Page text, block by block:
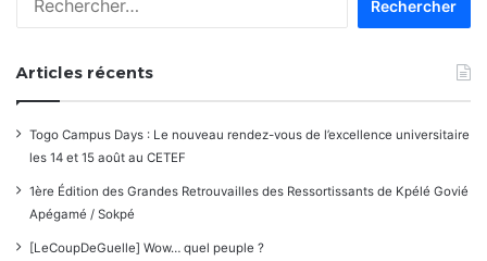
Articles récents
Togo Campus Days : Le nouveau rendez-vous de l’excellence universitaire
les 14 et 15 août au CETEF
1ère Édition des Grandes Retrouvailles des Ressortissants de Kpélé Govié
Apégamé / Sokpé
[LeCoupDeGuelle] Wow… quel peuple ?